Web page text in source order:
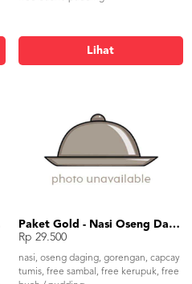
Lihat
Paket Gold - Nasi Oseng Daging
Rp 29.500
nasi, oseng daging, gorengan, capcay
tumis, free sambal, free kerupuk, free